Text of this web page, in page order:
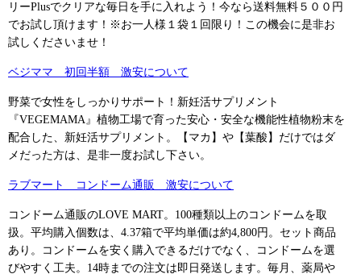
リーPlusでクリアな毎日を手に入れよう！今なら送料無料５００円
でお試し頂けます！※お一人様１袋１回限り！この機会に是非お
試しくださいませ！
ベジママ 初回半額 激安について
野菜で女性をしっかりサポート！新妊活サプリメント
『VEGEMAMA』植物工場で育った安心・安全な機能性植物粉末を
配合した、新妊活サプリメント。【マカ】や【葉酸】だけではダ
メだった方は、是非一度お試し下さい。
ラブマート コンドーム通販 激安について
コンドーム通販のLOVE MART。100種類以上のコンドームを取
扱。平均購入個数は、4.37箱で平均単価は約4,800円。セット商品
あり。コンドームを安く購入できるだけでなく、コンドームを選
びやすく工夫。14時までの注文は即日発送します。毎月、薬局や